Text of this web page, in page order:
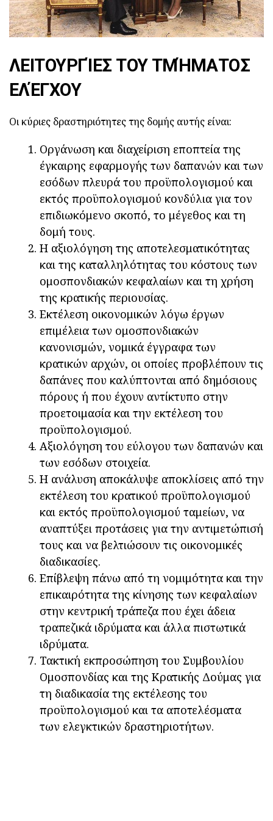
ΛΕΙΤΟΥΡΓΊΕΣ ΤΟΥ ΤΜΉΜΑΤΟΣ
ΕΛΈΓΧΟΥ
Οι κύριες δραστηριότητες της δομής αυτής είναι:
Οργάνωση και διαχείριση εποπτεία της
έγκαιρης εφαρμογής των δαπανών και των
εσόδων πλευρά του προϋπολογισμού και
εκτός προϋπολογισμού κονδύλια για τον
επιδιωκόμενο σκοπό, το μέγεθος και τη
δομή τους.
Η αξιολόγηση της αποτελεσματικότητας
και της καταλληλότητας του κόστους των
ομοσπονδιακών κεφαλαίων και τη χρήση
της κρατικής περιουσίας.
Εκτέλεση οικονομικών λόγω έργων
επιμέλεια των ομοσπονδιακών
κανονισμών, νομικά έγγραφα των
κρατικών αρχών, οι οποίες προβλέπουν τις
δαπάνες που καλύπτονται από δημόσιους
πόρους ή που έχουν αντίκτυπο στην
προετοιμασία και την εκτέλεση του
προϋπολογισμού.
Αξιολόγηση του εύλογου των δαπανών και
των εσόδων στοιχεία.
Η ανάλυση αποκάλυψε αποκλίσεις από την
εκτέλεση του κρατικού προϋπολογισμού
και εκτός προϋπολογισμού ταμείων, να
αναπτύξει προτάσεις για την αντιμετώπισή
τους και να βελτιώσουν τις οικονομικές
διαδικασίες.
Επίβλεψη πάνω από τη νομιμότητα και την
επικαιρότητα της κίνησης των κεφαλαίων
στην κεντρική τράπεζα που έχει άδεια
τραπεζικά ιδρύματα και άλλα πιστωτικά
ιδρύματα.
Τακτική εκπροσώπηση του Συμβουλίου
Ομοσπονδίας και της Κρατικής Δούμας για
τη διαδικασία της εκτέλεσης του
προϋπολογισμού και τα αποτελέσματα
των ελεγκτικών δραστηριοτήτων.